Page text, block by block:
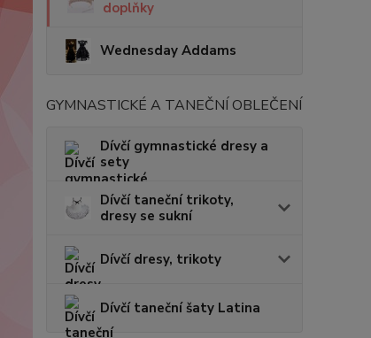
doplňky
Wednesday Addams
GYMNASTICKÉ A TANEČNÍ OBLEČENÍ
Dívčí gymnastické dresy a
sety
Dívčí taneční trikoty,
dresy se sukní
Dívčí dresy, trikoty
Dívčí taneční šaty Latina